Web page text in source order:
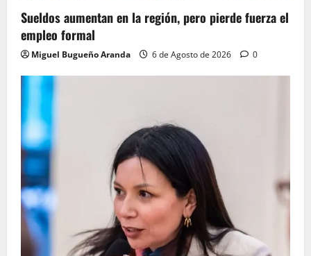
Sueldos aumentan en la región, pero pierde fuerza el
empleo formal
Miguel Bugueño Aranda 6 de Agosto de 2026 0